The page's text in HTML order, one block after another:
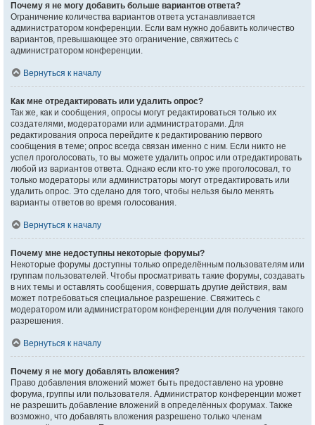
Почему я не могу добавить больше вариантов ответа?
Ограничение количества вариантов ответа устанавливается
администратором конференции. Если вам нужно добавить количество
вариантов, превышающее это ограничение, свяжитесь с
администратором конференции.
Вернуться к началу
Как мне отредактировать или удалить опрос?
Так же, как и сообщения, опросы могут редактироваться только их
создателями, модераторами или администраторами. Для
редактирования опроса перейдите к редактированию первого
сообщения в теме; опрос всегда связан именно с ним. Если никто не
успел проголосовать, то вы можете удалить опрос или отредактировать
любой из вариантов ответа. Однако если кто-то уже проголосовал, то
только модераторы или администраторы могут отредактировать или
удалить опрос. Это сделано для того, чтобы нельзя было менять
варианты ответов во время голосования.
Вернуться к началу
Почему мне недоступны некоторые форумы?
Некоторые форумы доступны только определённым пользователям или
группам пользователей. Чтобы просматривать такие форумы, создавать
в них темы и оставлять сообщения, совершать другие действия, вам
может потребоваться специальное разрешение. Свяжитесь с
модератором или администратором конференции для получения такого
разрешения.
Вернуться к началу
Почему я не могу добавлять вложения?
Право добавления вложений может быть предоставлено на уровне
форума, группы или пользователя. Администратор конференции может
не разрешить добавление вложений в определённых форумах. Также
возможно, что добавлять вложения разрешено только членам